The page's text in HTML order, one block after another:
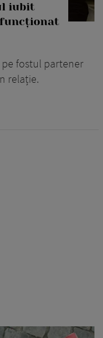
iubit
fostul partener
relație.